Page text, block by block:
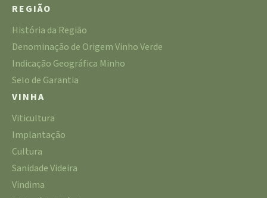
REGIÃO
História da Região
Denominação de Origem Vinho Verde
Indicação Geográfica Minho
Selo de Garantia
VINHA
Viticultura
Implantação
Cultura
Sanidade Videira
Vindima